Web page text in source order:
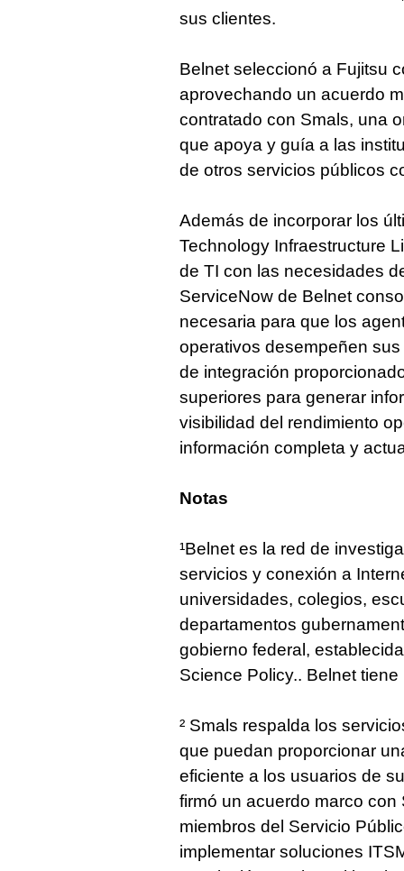
sus clientes.
Belnet seleccionó a Fujitsu
aprovechando un acuerdo
contratado con Smals, una
que apoya y guía a las
de otros servicios públicos
Además de incorporar los
Technology Infraestructure
de TI con las necesidades
ServiceNow de Belnet
necesaria para que los
operativos desempeñen
de integración
superiores para generar
visibilidad del rendimiento
información completa y
Notas
¹Belnet es la red de
servicios y conexión a
universidades, colegios,
departamentos
gobierno federal,
Science Policy.. Belnet
² Smals respalda los
que puedan proporcionar
eficiente a los usuarios de
firmó un acuerdo marco
miembros del Servicio
implementar soluciones